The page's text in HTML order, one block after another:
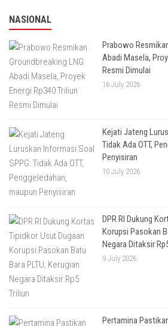
NASIONAL
Prabowo
Abadi Masela,
Resmi Dimulai
16 July 2026
Kejati Jateng
Tidak Ada OTT,
Penyisiran
10 July 2026
DPR RI Dukung
Korupsi Pasokan
Negara Ditaksir
9 July 2026
Pertamina